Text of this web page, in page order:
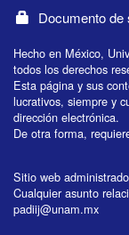
Documento de
Hecho en México,
todos los derechos
Esta página y sus
lucrativos, siempre y
dirección electrónica.
De otra forma,
Sitio web
Cualquier asunto
padiij@unam.mx